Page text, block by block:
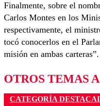
Finalmente, sobre el
Carlos Montes en los
respectivamente, el
tocó conocerlos en el
misión en ambas carteras”.
OTROS TEMAS
CATEGORÍA